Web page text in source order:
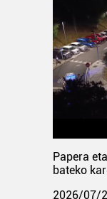
Papera
bateko
2026/07/